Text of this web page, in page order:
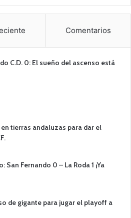
Comentarios
C.D. 0: El sueño del ascenso está
tierras andaluzas para dar el
San Fernando 0 – La Roda 1 ¡Ya
de gigante para jugar el playoff a